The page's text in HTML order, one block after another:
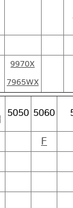
9970X
7965WX
5050 5060
F